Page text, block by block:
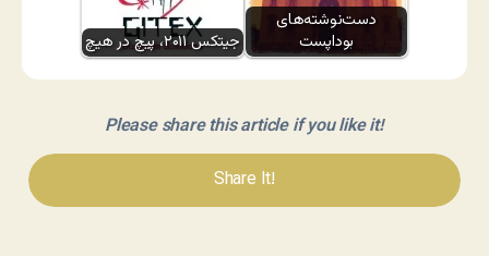
جیتکس ۲۰۱۱، پیچ در هیچ
دست‌نوشته‌های
بوداپست
Please share this article if you like it!
Share It!